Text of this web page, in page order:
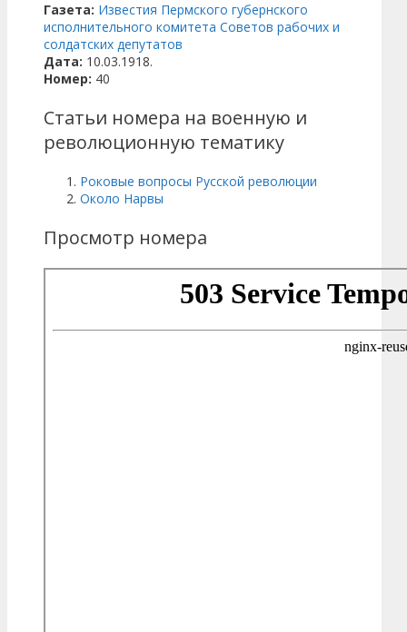
Газета: Известия Пермского губернского
исполнительного комитета Советов рабочих и
солдатских депутатов
Дата: 10.03.1918.
Номер: 40
Статьи номера на военную и
революционную тематику
Роковые вопросы Русской революции
Около Нарвы
Просмотр номера